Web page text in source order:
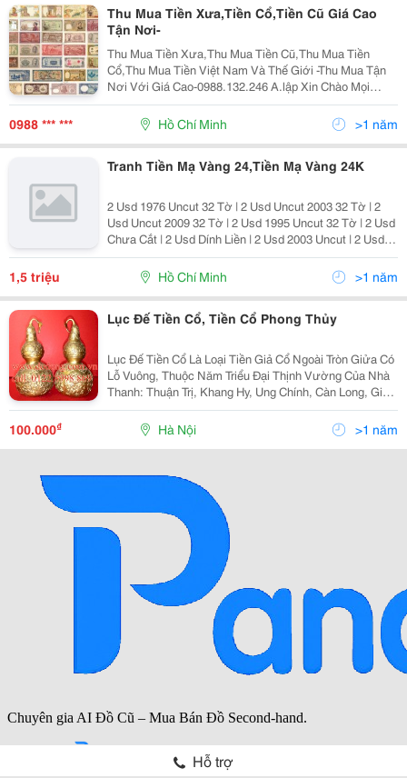
Thu Mua Tiền Xưa,Tiền Cổ,Tiền Cũ Giá Cao
Tận Nơi-
Thu Mua Tiền Xưa,Thu Mua Tiền Cũ,Thu Mua Tiền
Cổ,Thu Mua Tiền Việt Nam Và Thế Giới -Thu Mua Tận
Nơi Với Giá Cao-0988.132.246 A.lập Xin Chào Mọi
Người! Hôm Nay Mình Lập Topic Viết Bài Này Mong
Rằng Sẽ Được Làm Quen Giao Lưu Và Chia Sẽ Niềm
Đam M
0988 *** *** Hồ Chí Minh >1 năm
Tranh Tiền Mạ Vàng 24,Tiền Mạ Vàng 24K
2 Usd 1976 Uncut 32 Tờ | 2 Usd Uncut 2003 32 Tờ | 2
Usd Uncut 2009 32 Tờ | 2 Usd 1995 Uncut 32 Tờ | 2 Usd
Chưa Cắt | 2 Usd Dính Liền | 2 Usd 2003 Uncut | 2 Usd
2009 Uncut | Tiền Lì Xì 2014 | Tiền Con Ngựa | Lì Xì Tiền
Con Ngựa | Tiền Lì Xì Tết | Tiền
1,5 triệu Hồ Chí Minh >1 năm
Lục Đế Tiền Cổ, Tiền Cổ Phong Thủy
Lục Đế Tiền Cổ Là Loại Tiền Giả Cổ Ngoài Tròn Giửa Có
Lỗ Vuông, Thuộc Năm Triểu Đại Thịnh Vường Của Nhà
Thanh: Thuận Trị, Khang Hy, Ung Chính, Càn Long, Gia
Khánh, Đạo Quang. Nhiều Nơi Bày Bán Vật Này Hay Có
Lối Nói Tiền Cổ, Và&Hellip; Chém Đẹp, N
100.000₫ Hà Nội >1 năm
Hỗ trợ